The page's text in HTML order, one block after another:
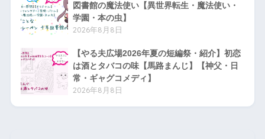
図書館の魔法使い【異世界転生・魔法使い・
学園・本の虫】
2026年8月8日
【やる夫広場2026年夏の短編祭・紹介】初恋
は酒とタバコの味【馬路まんじ】【神父・日
常・ギャグコメディ】
2026年8月8日